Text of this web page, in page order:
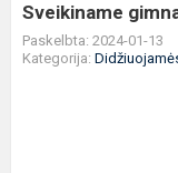
Sveikiname
Paskelbta: 2024-01-13
Kategorija: